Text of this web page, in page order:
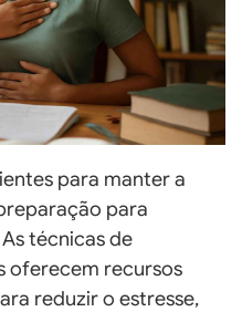
para manter a
para
técnicas de
oferecem recursos
reduzir o estresse,